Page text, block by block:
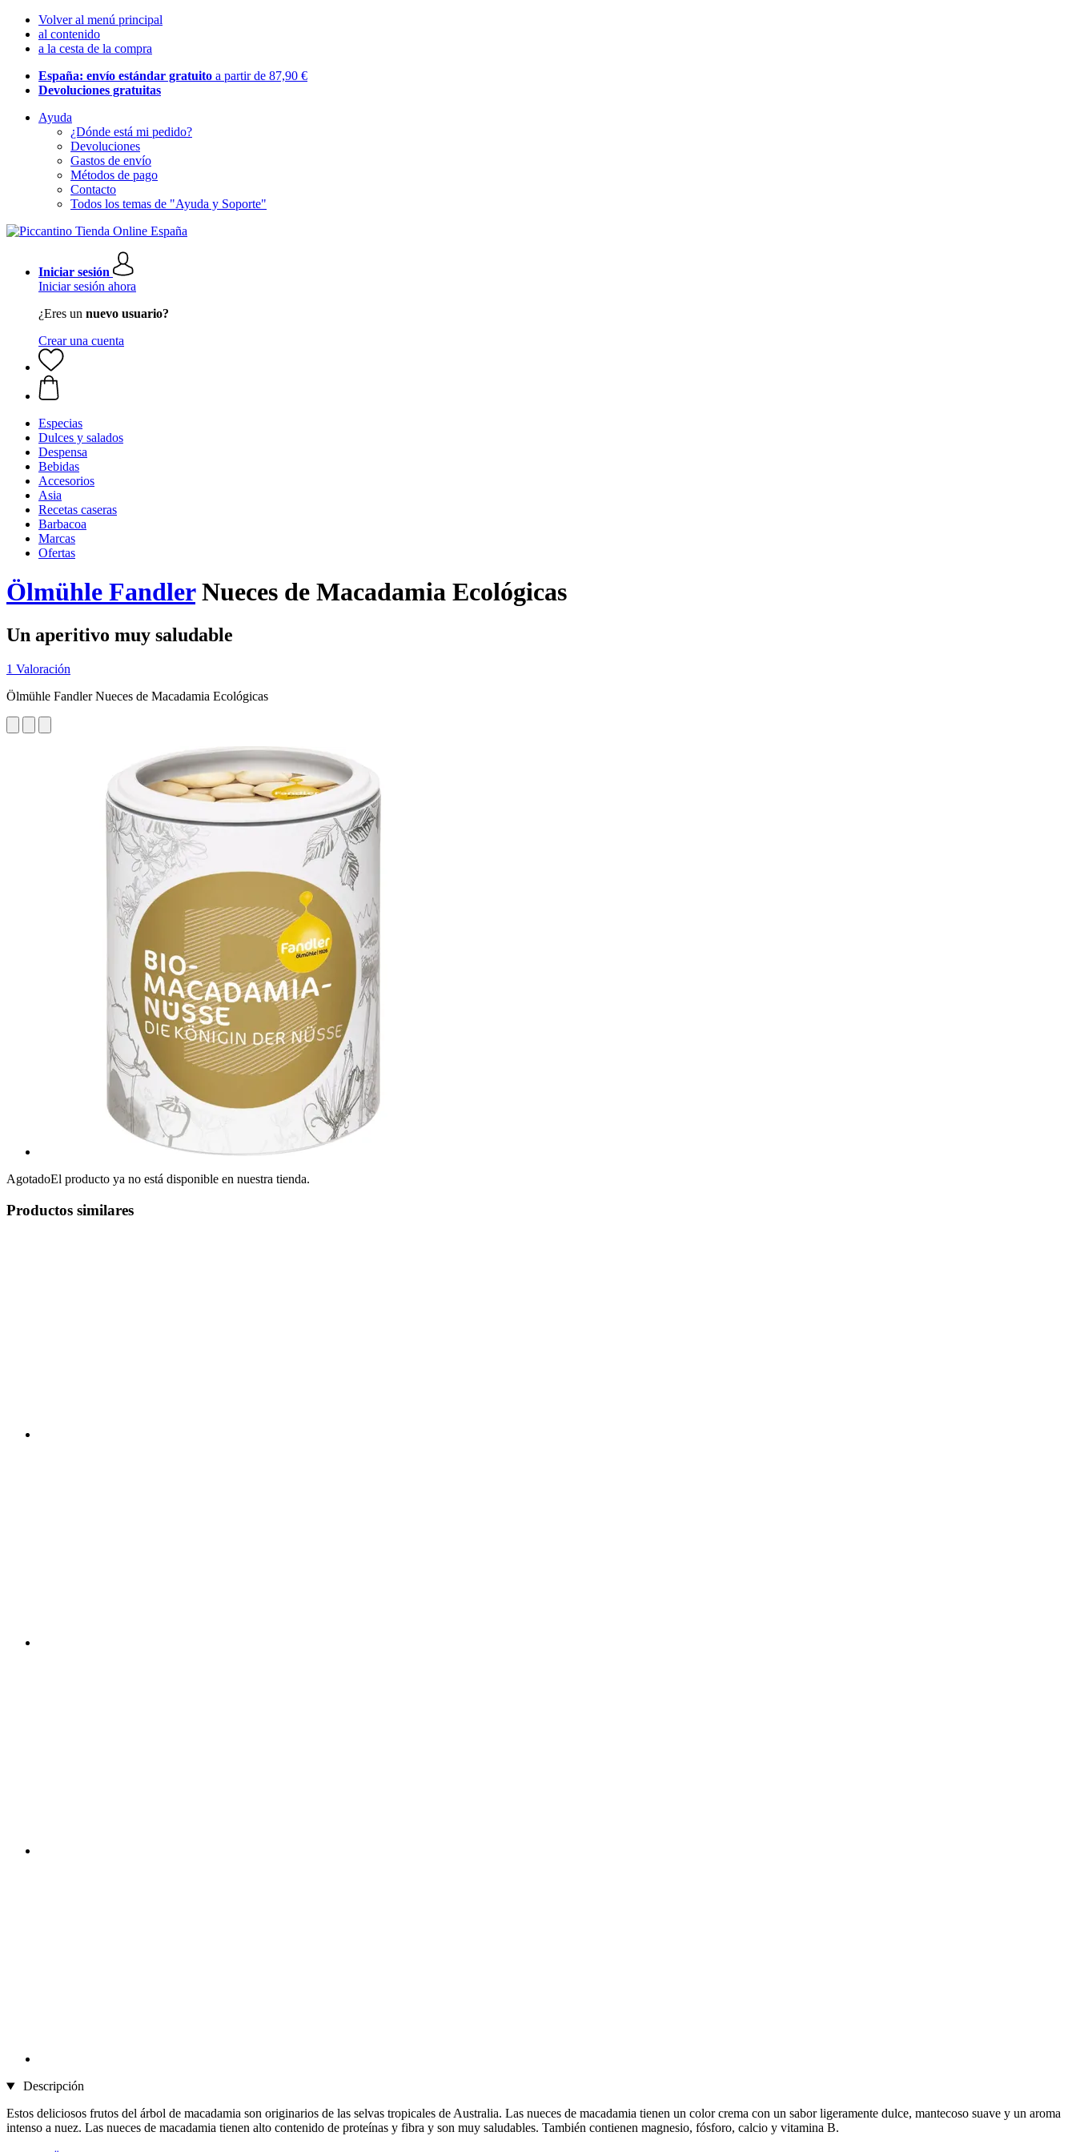
Volver al menú principal
al contenido
a la cesta de la compra
España: envío estándar gratuito a partir de 87,90 €
Devoluciones gratuitas
Ayuda
¿Dónde está mi pedido?
Devoluciones
Gastos de envío
Métodos de pago
Contacto
Todos los temas de "Ayuda y Soporte"
Iniciar sesión
Iniciar sesión ahora
¿Eres un nuevo usuario?
Crear una cuenta
Especias
Dulces y salados
Despensa
Bebidas
Accesorios
Asia
Recetas caseras
Barbacoa
Marcas
Ofertas
Ölmühle FandlerNueces de Macadamia Ecológicas
Un aperitivo muy saludable
1 Valoración
Ölmühle Fandler Nueces de Macadamia Ecológicas
AgotadoEl producto ya no está disponible en nuestra tienda.
Productos similares
Descripción
Estos deliciosos frutos del árbol de macadamia son originarios de las selvas tropicales de Australia. Las nueces de macadamia tienen un color crema con un sabor ligeramente dulce, mantecoso suave y un aroma
intenso a nuez. Las nueces de macadamia tienen alto contenido de proteínas y fibra y son muy saludables. También contienen magnesio, fósforo, calcio y vitamina B.